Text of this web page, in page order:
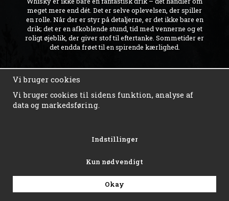
KONTAKT OS
RETUR & REKLAMATION
meget mere end dét. Det er selve oplevelsen, der spiller
en rolle. Når der er styr på detaljerne, er det ikke bare en
drik; det er en afkoblende stund, tid med vennerne og et
roligt øjeblik, der giver stof til eftertanke. Sommetider er
det endda frøet til en spirende kærlighed.
PRIVATLIVSPOLITIK
Vi bruger cookies
Vi bruger cookies til sidens funktion, analyse af
data og markedsføring.
Indstillinger
Kun nødvendigt
Okay